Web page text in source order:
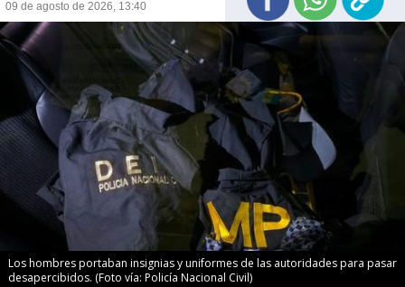
09 de agosto de 2026, 13:40
Los hombres portaban insignias y uniformes de las autoridades para pasar
desapercibidos. (Foto vía: Policía Nacional Civil)